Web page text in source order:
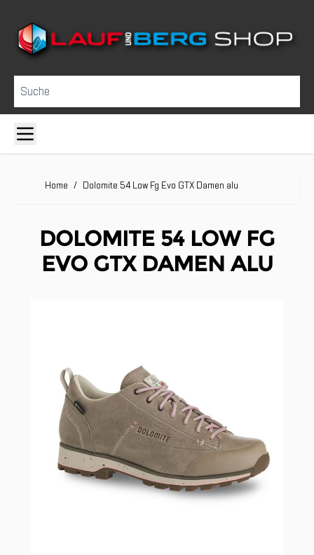
Suche
Home / Dolomite 54 Low Fg Evo GTX Damen alu
DOLOMITE 54 LOW FG
EVO GTX DAMEN ALU